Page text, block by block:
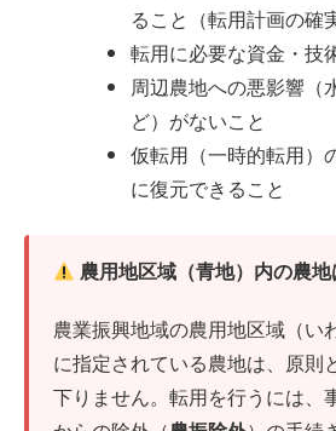
ること（転用計画の確
転用に必要な資金・技
周辺農地への悪影響（
ど）がないこと
仮転用（一時的転用）
に復元できること
農用地区域（青地）内の農
農業振興地域の農用地区域（い
に指定されている農地は、原則
下りません。転用を行うには、